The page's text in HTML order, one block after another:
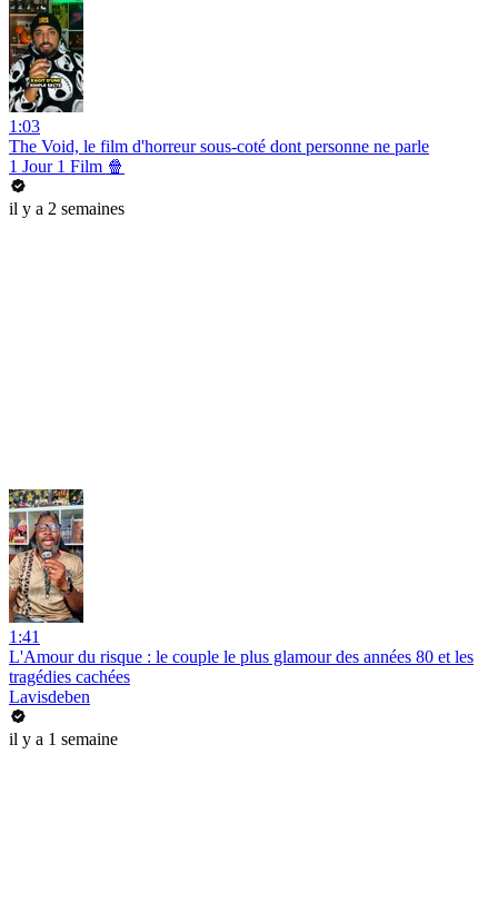
1:03
The Void, le film d'horreur sous-coté dont personne ne parle
1 Jour 1 Film 🍿
il y a 2 semaines
1:41
L'Amour du risque : le couple le plus glamour des années 80 et les
tragédies cachées
Lavisdeben
il y a 1 semaine